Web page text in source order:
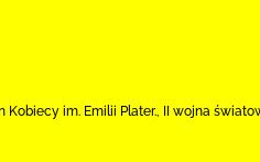
im. Emilii Plater., II wojna